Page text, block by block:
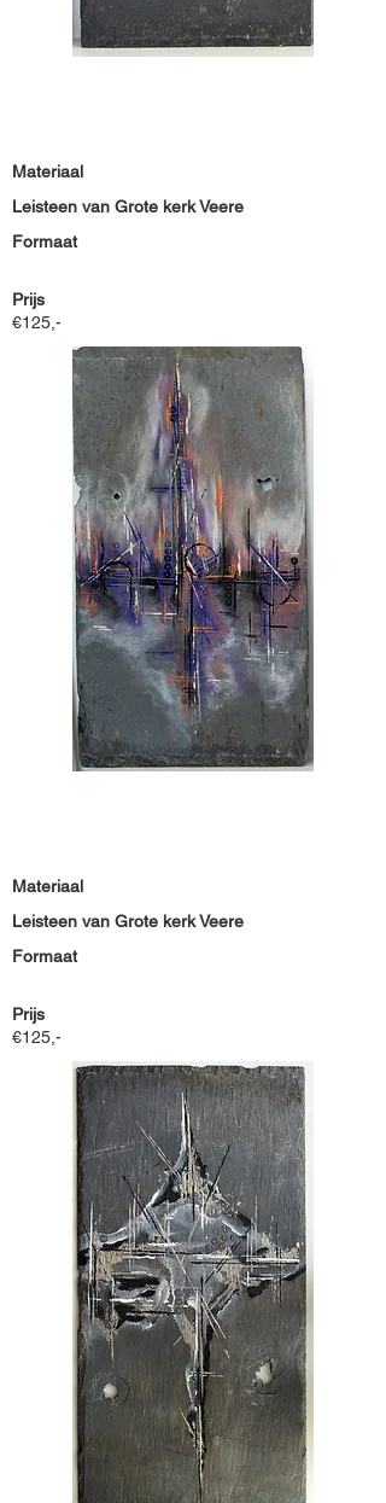
Materiaal
Leisteen van Grote kerk Veere
Formaat
Prijs
€125,-
Materiaal
Leisteen van Grote kerk Veere
Formaat
Prijs
€125,-